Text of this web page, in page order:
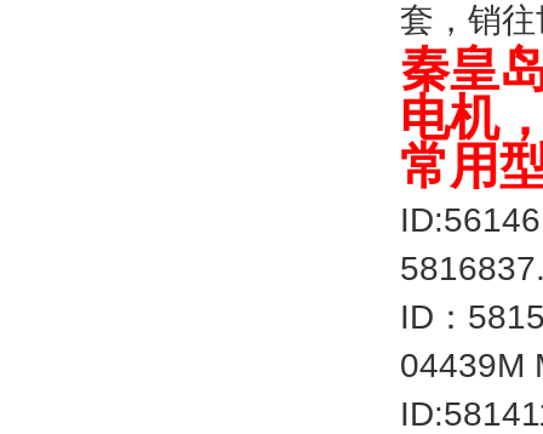
套，销
秦皇
电机
常用
ID：
04439M